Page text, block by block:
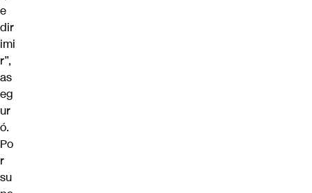
e
dir
imi
r”,
as
eg
ur
ó.
Po
r
su